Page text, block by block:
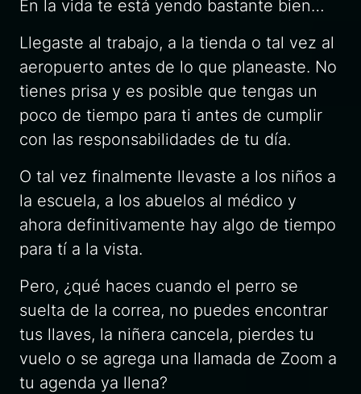
En la vida te está yendo bastante bien…
Llegaste al trabajo, a la tienda o tal vez al
aeropuerto antes de lo que planeaste. No
tienes prisa y es posible que tengas un
poco de tiempo para ti antes de cumplir
con las responsabilidades de tu día.
O tal vez finalmente llevaste a los niños a
la escuela, a los abuelos al médico y
ahora definitivamente hay algo de tiempo
para tí a la vista.
Pero, ¿qué haces cuando el perro se
suelta de la correa, no puedes encontrar
tus llaves, la niñera cancela, pierdes tu
vuelo o se agrega una llamada de Zoom a
tu agenda ya llena?